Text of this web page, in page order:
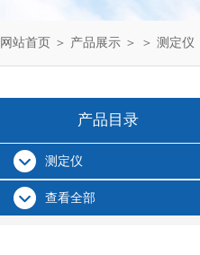
网站首页 ＞ 产品展示 ＞ ＞ 测定仪
产品目录
测定仪
查看全部